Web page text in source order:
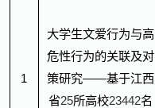
1
大学生文爱行为与高
危性行为的关联及对
策研究——基于江西
省25所高校23442名